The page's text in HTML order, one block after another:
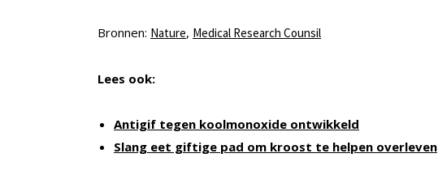
Bronnen: Nature, Medical Research Counsil
Lees ook:
Antigif tegen koolmonoxide ontwikkeld
Slang eet giftige pad om kroost te helpen overleven